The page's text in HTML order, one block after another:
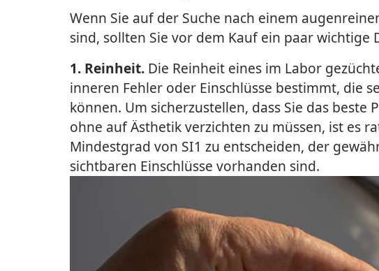
Wenn Sie auf der Suche nach einem
sind, sollten Sie vor dem Kauf ein paar wichtige
1. Reinheit. Die Reinheit eines im Labor
inneren Fehler oder Einschlüsse bestimmt, die
können. Um sicherzustellen, dass Sie das beste
ohne auf Ästhetik verzichten zu müssen, ist es
Mindestgrad von SI1 zu entscheiden, der
sichtbaren Einschlüsse vorhanden sind.